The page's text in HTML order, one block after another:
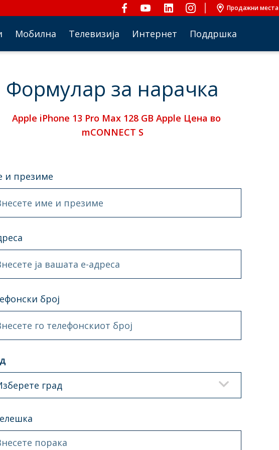
Продажни места
Мобилна Телевизија Интернет Поддршка
Формулар за нарачка
Apple iPhone 13 Pro Max 128 GB Apple Цена во
mCONNECT S
и презиме
име и презиме
ја вашата e-адреса
број
го телефонскиот број
град
порака